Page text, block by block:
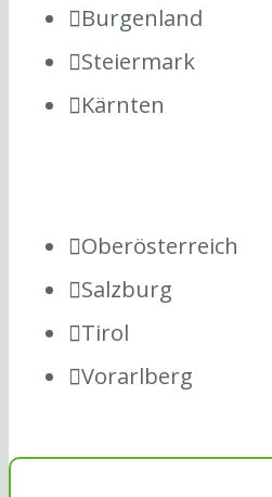
Burgenland
Steiermark
Kärnten
Oberösterreich
Salzburg
Tirol
Vorarlberg